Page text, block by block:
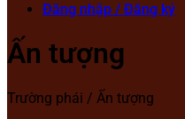
Đăng nhập / Đăng ký
Ấn tượng
Trường phái / Ấn tượng